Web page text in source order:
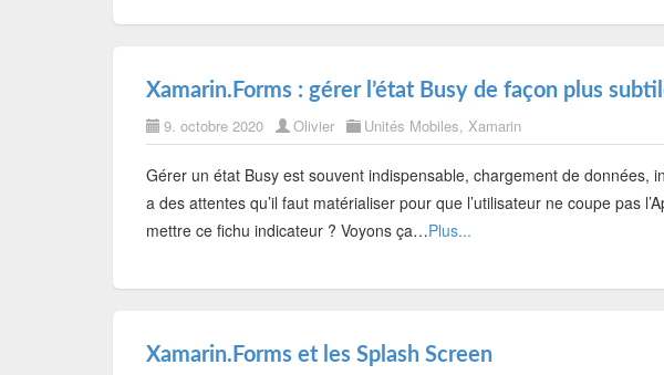
Xamarin.Forms : gérer l’état Busy de façon plus
9. octobre 2020 Olivier Unités Mobiles, Xamarin
Gérer un état Busy est souvent indispensable, chargement de données,
a des attentes qu’il faut matérialiser pour que l’utilisateur ne coupe pas
mettre ce fichu indicateur ? Voyons ça…Plus...
Xamarin.Forms et les Splash Screen